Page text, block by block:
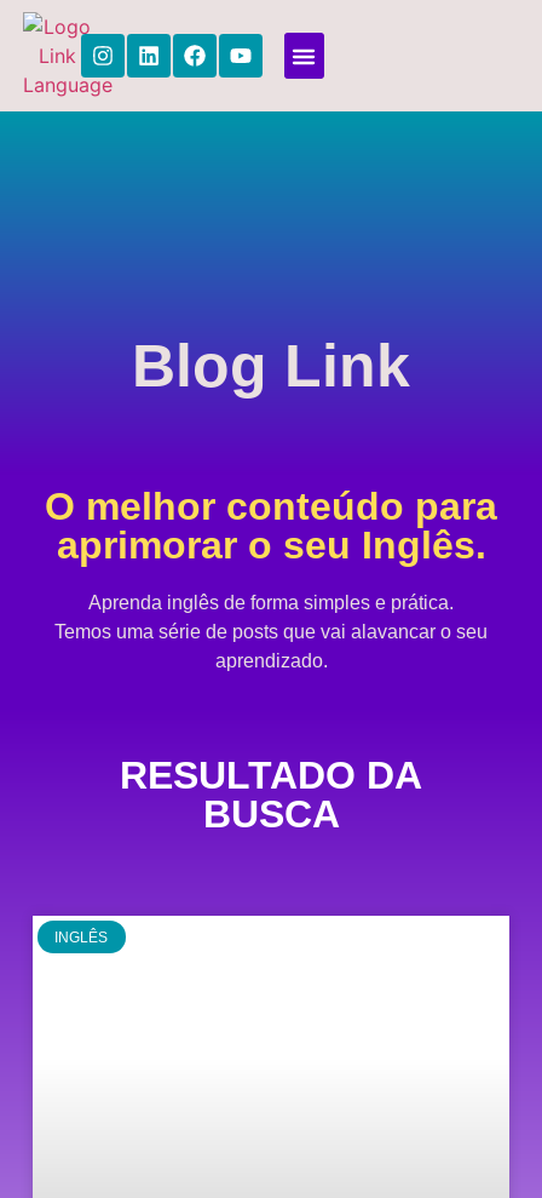
Blog Link
O melhor conteúdo para
aprimorar o seu Inglês.
Aprenda inglês de forma simples e prática.
Temos uma série de posts que vai alavancar o seu
aprendizado.
RESULTADO DA
BUSCA
INGLÊS